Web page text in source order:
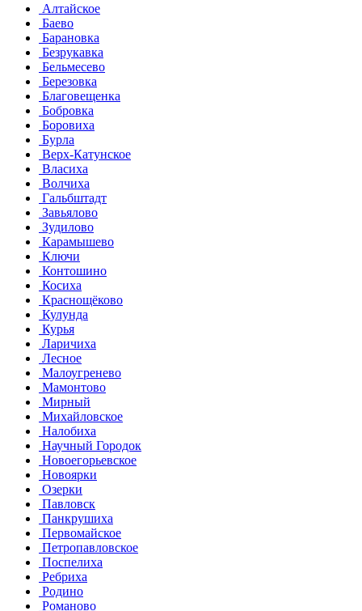
Алтайское
Баево
Барановка
Безрукавка
Бельмесево
Березовка
Благовещенка
Бобровка
Боровиха
Бурла
Верх-Катунское
Власиха
Волчиха
Гальбштадт
Завьялово
Зудилово
Карамышево
Ключи
Контошино
Косиха
Краснощёково
Кулунда
Курья
Ларичиха
Лесное
Малоугренево
Мамонтово
Мирный
Михайловское
Налобиха
Научный Городок
Новоегорьевское
Новоярки
Озерки
Павловск
Панкрушиха
Первомайское
Петропавловское
Поспелиха
Ребриха
Родино
Романово